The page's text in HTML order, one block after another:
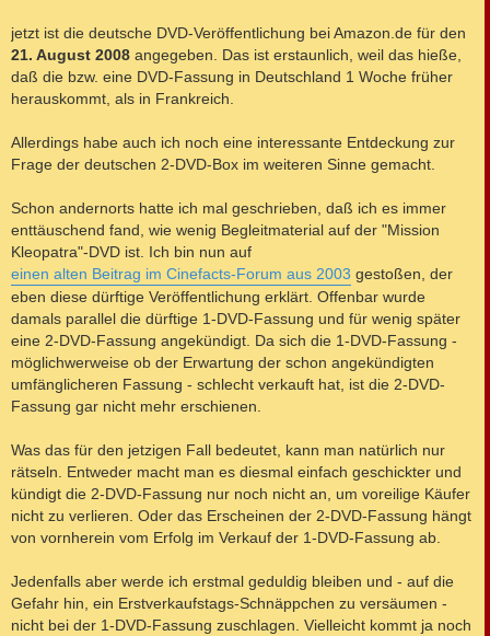
a
g
jetzt ist die deutsche DVD-Veröffentlichung bei Amazon.de für den
21. August 2008 angegeben. Das ist erstaunlich, weil das hieße,
daß die bzw. eine DVD-Fassung in Deutschland 1 Woche früher
herauskommt, als in Frankreich.
Allerdings habe auch ich noch eine interessante Entdeckung zur
Frage der deutschen 2-DVD-Box im weiteren Sinne gemacht.
Schon andernorts hatte ich mal geschrieben, daß ich es immer
enttäuschend fand, wie wenig Begleitmaterial auf der "Mission
Kleopatra"-DVD ist. Ich bin nun auf
einen alten Beitrag im Cinefacts-Forum aus 2003 gestoßen, der
eben diese dürftige Veröffentlichung erklärt. Offenbar wurde
damals parallel die dürftige 1-DVD-Fassung und für wenig später
eine 2-DVD-Fassung angekündigt. Da sich die 1-DVD-Fassung -
möglichwerweise ob der Erwartung der schon angekündigten
umfänglicheren Fassung - schlecht verkauft hat, ist die 2-DVD-
Fassung gar nicht mehr erschienen.
Was das für den jetzigen Fall bedeutet, kann man natürlich nur
rätseln. Entweder macht man es diesmal einfach geschickter und
kündigt die 2-DVD-Fassung nur noch nicht an, um voreilige Käufer
nicht zu verlieren. Oder das Erscheinen der 2-DVD-Fassung hängt
von vornherein vom Erfolg im Verkauf der 1-DVD-Fassung ab.
Jedenfalls aber werde ich erstmal geduldig bleiben und - auf die
Gefahr hin, ein Erstverkaufstags-Schnäppchen zu versäumen -
nicht bei der 1-DVD-Fassung zuschlagen. Vielleicht kommt ja noch